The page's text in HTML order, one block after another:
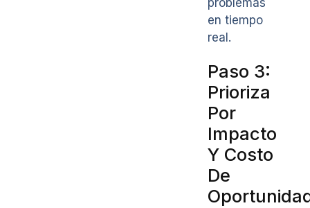
problemas
en tiempo
real.
Paso 3:
Prioriza
Por
Impacto
Y Costo
De